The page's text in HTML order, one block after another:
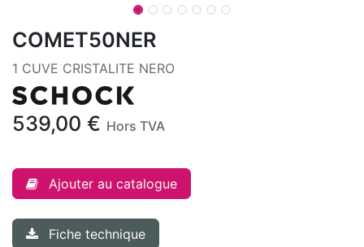
COMET50NER
1 CUVE CRISTALITE NERO
539,00 € Hors TVA
Ajouter au catalogue
Fiche technique